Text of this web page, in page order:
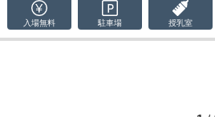
入場無料 駐車場 授乳室